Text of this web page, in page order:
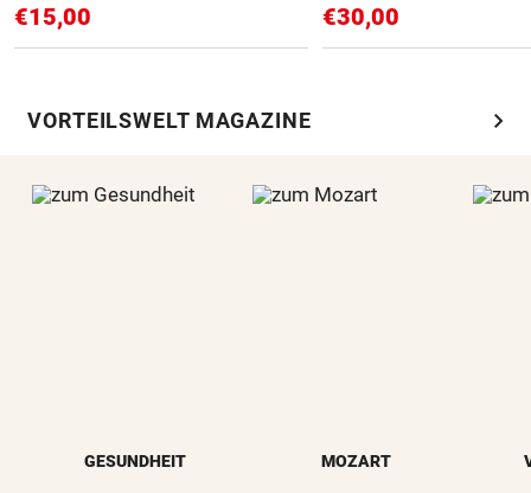
€15,00 €30,00
VORTEILSWELT MAGAZINE chevron_right
GESUNDHEIT MOZART